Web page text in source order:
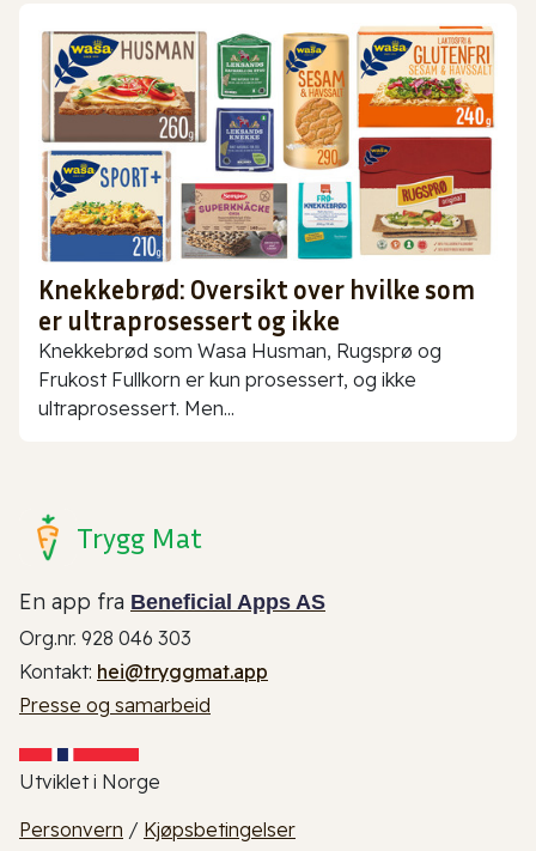
Knekkebrød: Oversikt over hvilke som
er ultraprosessert og ikke
Knekkebrød som Wasa Husman, Rugsprø og
Frukost Fullkorn er kun prosessert, og ikke
ultraprosessert. Men...
Trygg Mat
En app fra Beneficial Apps AS
Org.nr. 928 046 303
Kontakt: hei@tryggmat.app
Presse og samarbeid
Utviklet i Norge
Personvern / Kjøpsbetingelser